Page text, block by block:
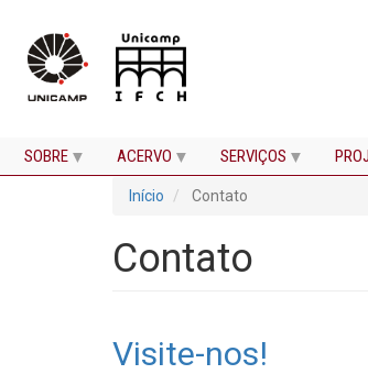
Pular
SOBRE ACERVO SERVIÇOS
Início Contato
Contato
Visite-nos!